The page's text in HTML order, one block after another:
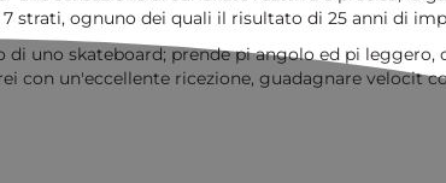
strati, ognuno dei quali il risultato di 25 anni di
uno skateboard; prende pi angolo ed pi
con un'eccellente ricezione, guadagnare velocit